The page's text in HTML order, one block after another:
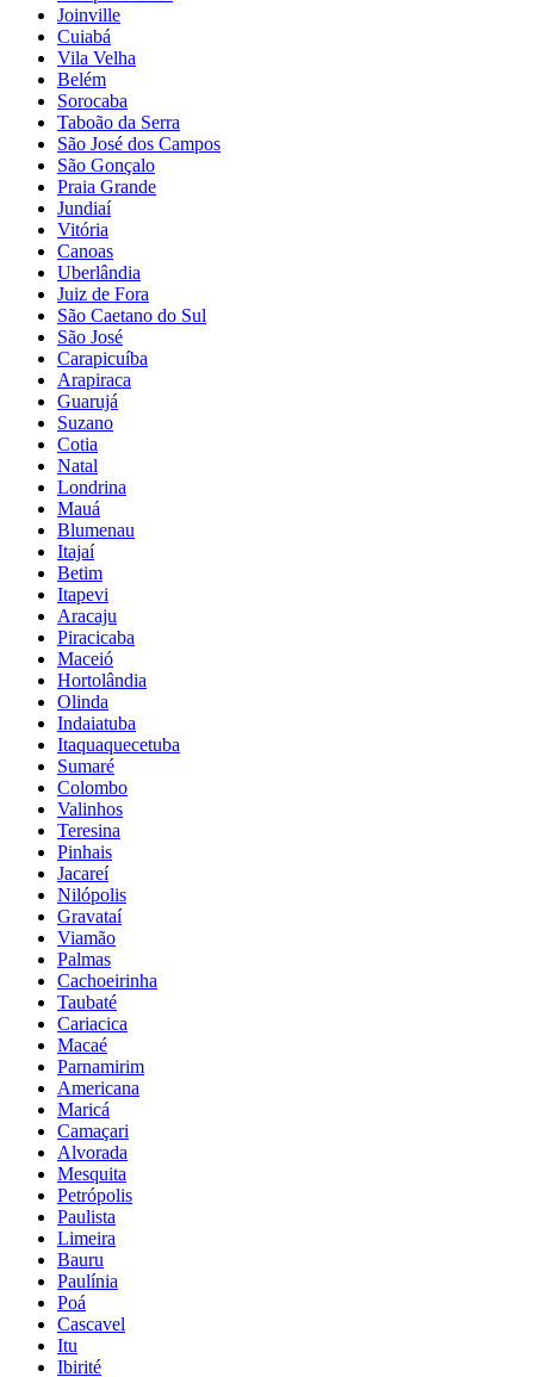
Joinville
Cuiabá
Vila Velha
Belém
Sorocaba
Taboão da Serra
São José dos Campos
São Gonçalo
Praia Grande
Jundiaí
Vitória
Canoas
Uberlândia
Juiz de Fora
São Caetano do Sul
São José
Carapicuíba
Arapiraca
Guarujá
Suzano
Cotia
Natal
Londrina
Mauá
Blumenau
Itajaí
Betim
Itapevi
Aracaju
Piracicaba
Maceió
Hortolândia
Olinda
Indaiatuba
Itaquaquecetuba
Sumaré
Colombo
Valinhos
Teresina
Pinhais
Jacareí
Nilópolis
Gravataí
Viamão
Palmas
Cachoeirinha
Taubaté
Cariacica
Macaé
Parnamirim
Americana
Maricá
Camaçari
Alvorada
Mesquita
Petrópolis
Paulista
Limeira
Bauru
Paulínia
Poá
Cascavel
Itu
Ibirité